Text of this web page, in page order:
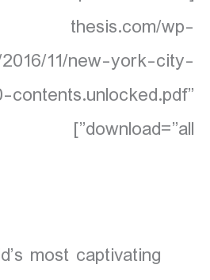
thesis.com/wp-
11/new-york-city-
contents.unlocked.pdf”
download=”all”]
most captivating